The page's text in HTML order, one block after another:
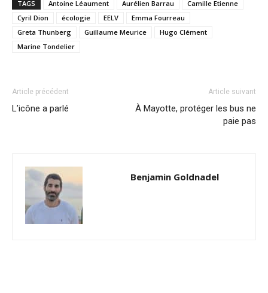
TAGS Antoine Léaument Aurélien Barrau
Camille Etienne
Cyril Dion
écologie EELV
Emma Fourreau
Greta Thunberg
Guillaume Meurice
Hugo Clément
Marine Tondelier
Article précédent
L’icône a parlé
Article suivant
À Mayotte, protéger les bus ne
paie pas
Benjamin Goldnadel